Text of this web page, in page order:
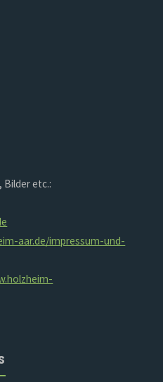
Bilder etc.:
aar.de/impressum-und-